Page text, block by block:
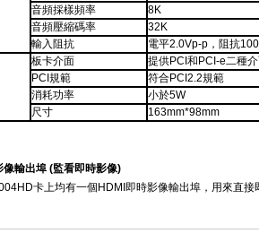
音頻採樣頻率
8K
音頻壓縮碼率
32K
輸入阻抗
電平2.0Vp-p，阻抗
板卡介面
提供PCI和PCI-e二種
PCI規範
符合PCI2.2規範
消耗功率
小於5W
尺寸
163mm*98mm
像輸出埠 (監看即時影像)
卡上均有一個HDMI即時影像輸出埠，用來直